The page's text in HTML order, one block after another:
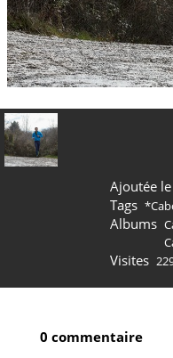
Ajoutée le
Tags
Albums
Visites
0 commentaire